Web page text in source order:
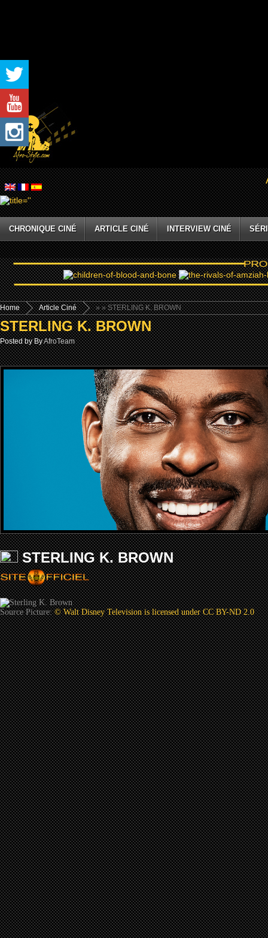
CHRONIQUE CINÉ ARTICLE CINÉ INTERVIEW CINÉ
Home »
Article Ciné » STERLING K. BROWN
STERLING K. BROWN
Posted by ByAfroTeam
STERLING K. BROWN
Source Picture:© Walt Disney Television is licensed under CC BY-ND 2.0